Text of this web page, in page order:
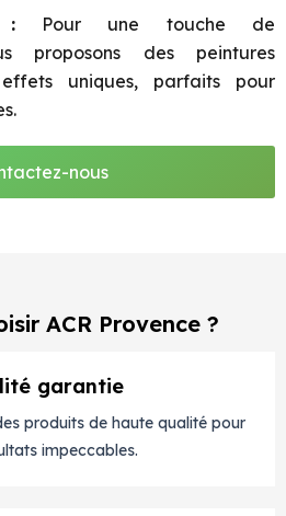
:Pour une touche de
proposons des peintures
uniques, parfaits pour
nous
ACR Provence ?
garantie
produits de haute qualité pour
impeccables.